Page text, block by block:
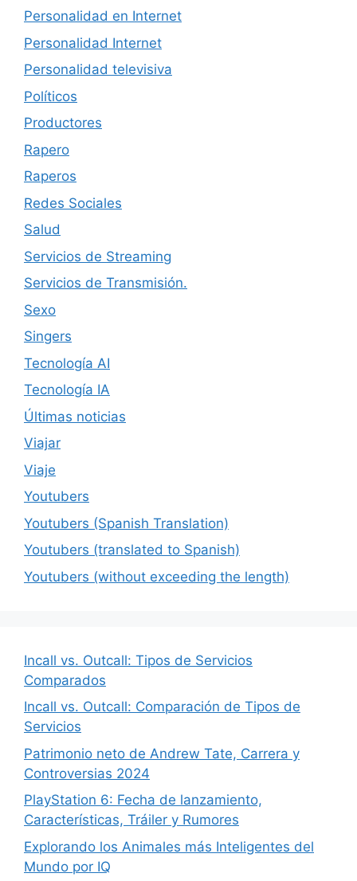
Personalidad en Internet
Personalidad Internet
Personalidad televisiva
Políticos
Productores
Rapero
Raperos
Redes Sociales
Salud
Servicios de Streaming
Servicios de Transmisión.
Sexo
Singers
Tecnología AI
Tecnología IA
Últimas noticias
Viajar
Viaje
Youtubers
Youtubers (Spanish Translation)
Youtubers (translated to Spanish)
Youtubers (without exceeding the length)
Incall vs. Outcall: Tipos de Servicios
Comparados
Incall vs. Outcall: Comparación de Tipos de
Servicios
Patrimonio neto de Andrew Tate, Carrera y
Controversias 2024
PlayStation 6: Fecha de lanzamiento,
Características, Tráiler y Rumores
Explorando los Animales más Inteligentes del
Mundo por IQ